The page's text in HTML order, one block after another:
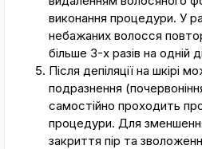
виконання процедури. У
небажаних волосся
більше 3-х разів на одній
Після депіляції на шкірі
подразнення
самостійно проходить
процедури. Для
закриття пір та